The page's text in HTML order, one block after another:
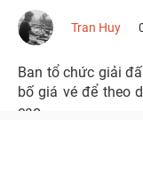
Tran Huy
Ban tổ chức giải
bố giá vé để theo
cao.